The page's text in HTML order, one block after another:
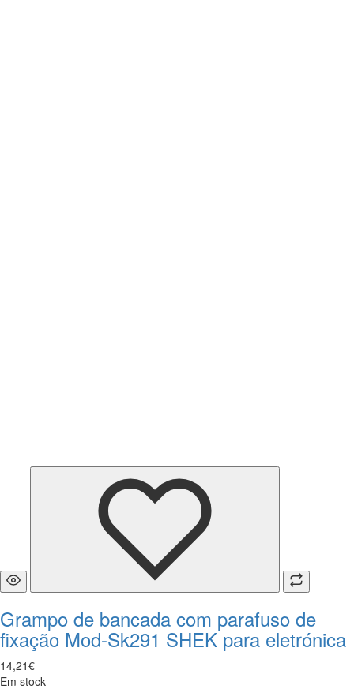
Grampo de bancada com parafuso de
fixação Mod-Sk291 SHEK para eletrónica
14,21€
Em stock